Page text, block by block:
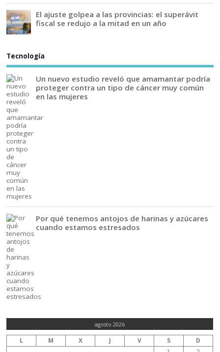
El ajuste golpea a las provincias: el superávit
fiscal se redujo a la mitad en un año
Tecnología
Un nuevo estudio reveló que amamantar podría
proteger contra un tipo de cáncer muy común
en las mujeres
Por qué tenemos antojos de harinas y azúcares
cuando estamos estresados
agosto 2026
L M X J V S
D